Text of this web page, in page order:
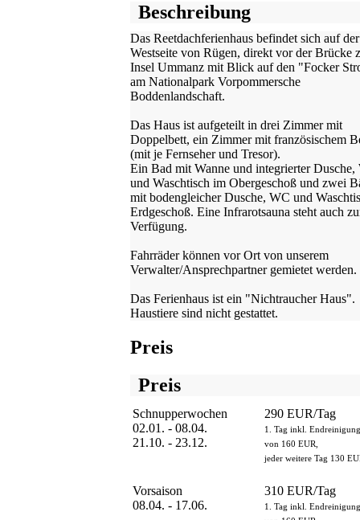
Beschreibung
Das Reetdachferienhaus befindet sich auf der
Westseite von Rügen, direkt vor der Brücke
Insel Ummanz mit Blick auf den "Focker
am Nationalpark Vorpommersche
Boddenlandschaft.
Das Haus ist aufgeteilt in drei Zimmer mit
Doppelbett, ein Zimmer mit französischem
(mit je Fernseher und Tresor).
Ein Bad mit Wanne und integrierter Dusche,
und Waschtisch im Obergeschoß und zwei
mit bodengleicher Dusche, WC und
Erdgeschoß. Eine Infrarotsauna steht auch
Verfügung.
Fahrräder können vor Ort von unserem
Verwalter/Ansprechpartner gemietet werden.
Das Ferienhaus ist ein "Nichtraucher Haus".
Haustiere sind nicht gestattet.
Preis
Preis
Schnupperwochen
02.01. - 08.04.
21.10. - 23.12.
290 EUR/Tag
1. Tag inkl.
von 160 EUR,
jeder weitere Tag 130
Vorsaison
08.04. - 17.06.
310 EUR/Tag
1. Tag inkl.